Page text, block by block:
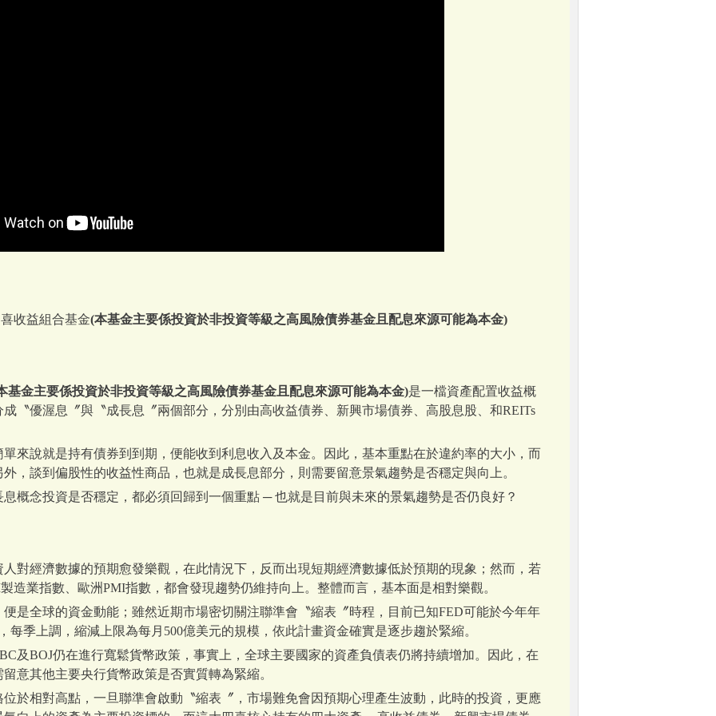
收益組合基金(本基金主要係投資於非投資等級之高風險債券基金且配息來源可能為本金)
基金主要係投資於非投資等級之高風險債券基金且配息來源可能為本金)是一檔資產配置收益概
〝優渥息〞與〝成長息〞兩個部分，分別由高收益債券、新興市場債券、高股息股、和REITs
來說就是持有債券到到期，便能收到利息收入及本金。因此，基本重點在於違約率的大小，而
，談到偏股性的收益性商品，也就是成長息部分，則需要留意景氣趨勢是否穩定與向上。
概念投資是否穩定，都必須回歸到一個重點 ─ 也就是目前與未來的景氣趨勢是否仍良好？
對經濟數據的預期愈發樂觀，在此情況下，反而出現短期經濟數據低於預期的現象；然而，若
造業指數、歐洲PMI指數，都會發現趨勢仍維持向上。整體而言，基本面是相對樂觀。
是全球的資金動能；雖然近期市場密切關注聯準會〝縮表〞時程，目前已知FED可能於今年年
每季上調，縮減上限為每月500億美元的規模，依此計畫資金確實是逐步趨於緊縮。
及BOJ仍在進行寬鬆貨幣政策，事實上，全球主要國家的資產負債表仍將持續增加。因此，在
意其他主要央行貨幣政策是否實質轉為緊縮。
於相對高點，一旦聯準會啟動〝縮表〞，市場難免會因預期心理產生波動，此時的投資，更應